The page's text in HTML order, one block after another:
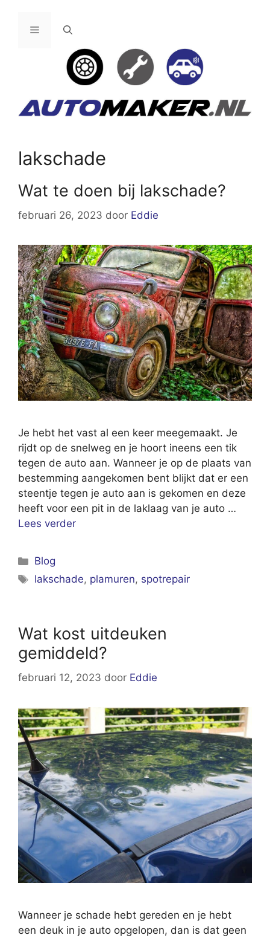
Menu
lakschade
Wat te doen bij lakschade?
februari 26, 2023 door Eddie
Je hebt het vast al een keer meegemaakt. Je
rijdt op de snelweg en je hoort ineens een tik
tegen de auto aan. Wanneer je op de plaats van
bestemming aangekomen bent blijkt dat er een
steentje tegen je auto aan is gekomen en deze
heeft voor een pit in de laklaag van je auto …
Lees verder
Categorieën
Blog
Tags
lakschade, plamuren, spotrepair
Wat kost uitdeuken
gemiddeld?
februari 12, 2023 door Eddie
Wanneer je schade hebt gereden en je hebt
een deuk in je auto opgelopen, dan is dat geen